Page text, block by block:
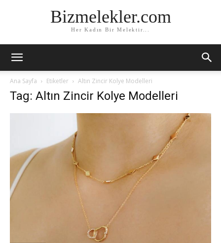
Bizmelekler.com
Her Kadın Bir Melektir...
Ana Sayfa Etiketler Altın Zincir Kolye Modelleri
Tag: Altın Zincir Kolye Modelleri